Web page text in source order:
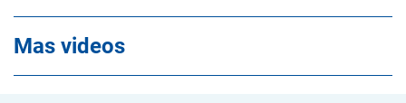
Mas videos